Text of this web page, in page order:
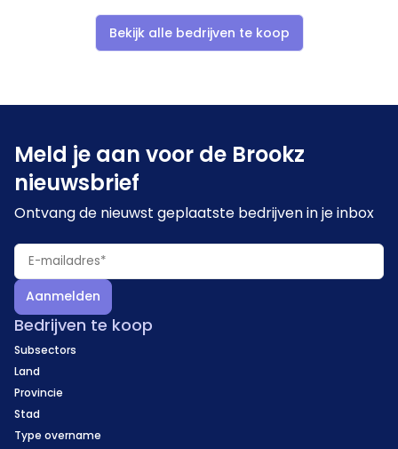
Bekijk alle bedrijven te koop
Meld je aan voor de Brookz
nieuwsbrief
Ontvang de nieuwst geplaatste bedrijven in je inbox
Aanmelden
Bedrijven te koop
Subsectors
Land
Provincie
Stad
Type overname